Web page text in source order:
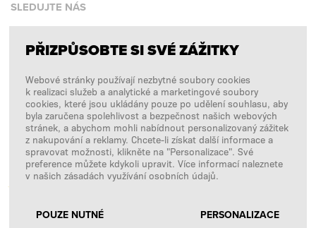
SLEDUJTE NÁS
Facebook
Instagram
Copyright © 2026SFD S. A.
PLATBY ZPRACOVÁVÁ
PŘIZPŮSOBTE SI SVÉ ZÁŽITKY
Webové stránky používají nezbytné soubory cookies
k realizaci služeb a analytické a marketingové soubory
cookies, které jsou ukládány pouze po udělení souhlasu, aby
byla zaručena spolehlivost a bezpečnost našich webových
stránek, a abychom mohli nabídnout personalizovaný zážitek
z nakupování a reklamy. Chcete-li získat další informace a
spravovat možnosti, klikněte na "Personalizace". Své
preference můžete kdykoli upravit. Více informací naleznete
v našich zásadách využívání osobních údajů.
POUZE NUTNÉ PERSONALIZACE